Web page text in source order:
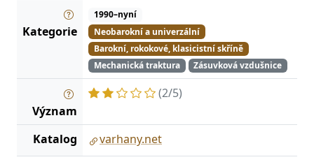
Kategorie
1990–nyní
Neobarokní a univerzální
Barokní, rokokové, klasicistní skříně
Mechanická traktura
Zásuvková vzdušnice
Význam
(2/5)
Katalog varhany.net